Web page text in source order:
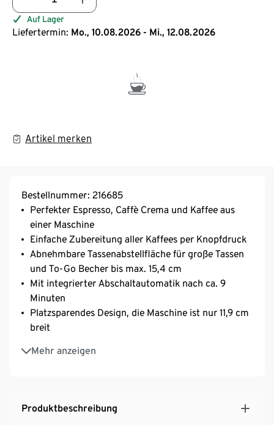
Auf Lager
Liefertermin: Mo., 10.08.2026 - Mi., 12.08.2026
Artikel merken
Bestellnummer: 216685
Perfekter Espresso, Caffè Crema und Kaffee aus
einer Maschine
Einfache Zubereitung aller Kaffees per Knopfdruck
Abnehmbare Tassenabstellfläche für große Tassen
und To-Go Becher bis max. 15,4 cm
Mit integrierter Abschaltautomatik nach ca. 9
Minuten
Platzsparendes Design, die Maschine ist nur 11,9 cm
breit
Mehr anzeigen
Abwechslungsreiche Kaffeevielfalt durch das große
Tchibo Kapselsortiment
Produktbeschreibung